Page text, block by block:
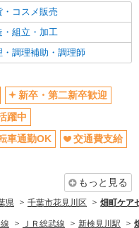
・髪色自由
ルOK
ク通勤OK
祉
・コスメ販売
・組立・加工
・調理補助・調理師
新卒・第二新卒歓迎
躍中
車通勤OK
交通費支給
もっと見る
県 千葉市花見川区 畑町ケア
ＪＲ総武線 新検見川駅